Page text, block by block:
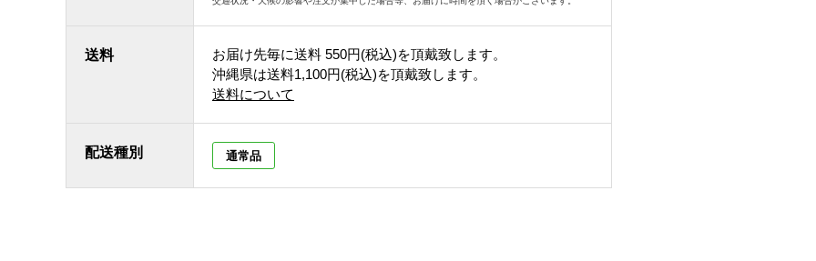
送料 お届け先毎に送料 550円(税込)を頂戴致します。
沖縄県は送料1,100円(税込)を頂戴致します。
送料について
配送種別 通常品